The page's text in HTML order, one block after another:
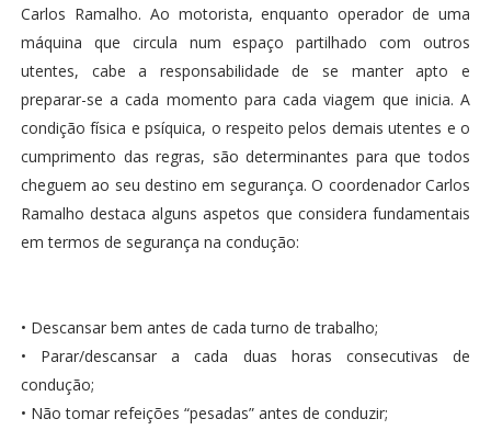
Carlos Ramalho. Ao motorista, enquanto operador de uma
máquina que circula num espaço partilhado com outros
utentes, cabe a responsabilidade de se manter apto e
preparar-se a cada momento para cada viagem que inicia. A
condição física e psíquica, o respeito pelos demais utentes e o
cumprimento das regras, são determinantes para que todos
cheguem ao seu destino em segurança. O coordenador Carlos
Ramalho destaca alguns aspetos que considera fundamentais
em termos de segurança na condução:
• Descansar bem antes de cada turno de trabalho;
• Parar/descansar a cada duas horas consecutivas de
condução;
• Não tomar refeições “pesadas” antes de conduzir;